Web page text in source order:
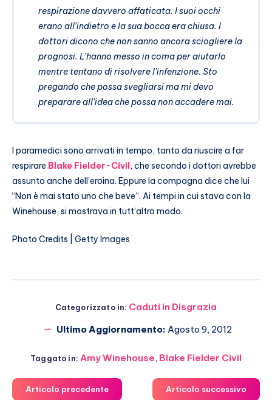
respirazione davvero affaticata. I suoi occhi
erano all’indietro e la sua bocca era chiusa. I
dottori dicono che non sanno ancora sciogliere la
prognosi. L’hanno messo in coma per aiutarlo
mentre tentano di risolvere l’infenzione. Sto
pregando che possa svegliarsi ma mi devo
preparare all’idea che possa non accadere mai.
I paramedici sono arrivati in tempo, tanto da riuscire a far
respirare Blake Fielder-Civil, che secondo i dottori avrebbe
assunto anche dell’eroina. Eppure la compagna dice che lui
“Non è mai stato uno che beve”. Ai tempi in cui stava con la
Winehouse, si mostrava in tutt’altro modo.
Photo Credits | Getty Images
Categorizzato in: Caduti in Disgrazia
Ultimo Aggiornamento: Agosto 9, 2012
Taggato in: Amy Winehouse, Blake Fielder Civil
Articolo precedente Articolo successivo